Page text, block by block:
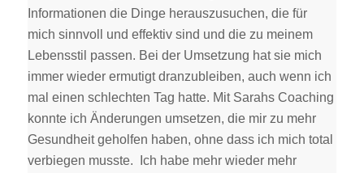
Informationen die Dinge herauszusuchen, die für
mich sinnvoll und effektiv sind und die zu meinem
Lebensstil passen. Bei der Umsetzung hat sie mich
immer wieder ermutigt dranzubleiben, auch wenn ich
mal einen schlechten Tag hatte. Mit Sarahs Coaching
konnte ich Änderungen umsetzen, die mir zu mehr
Gesundheit geholfen haben, ohne dass ich mich total
verbiegen musste. Ich habe mehr wieder mehr